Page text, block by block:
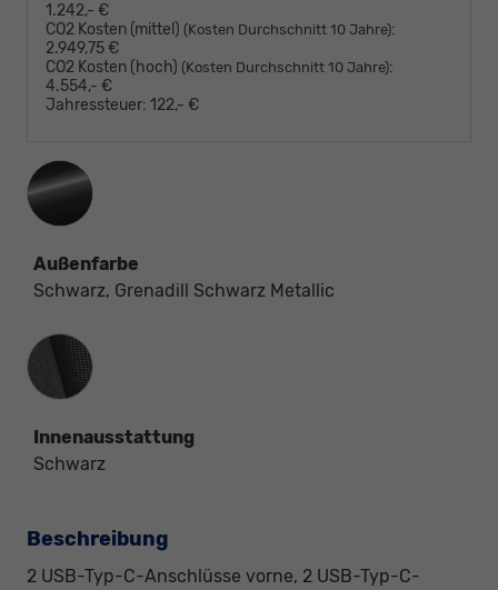
1.242,- €
CO2 Kosten (mittel) (Kosten Durchschnitt 10 Jahre):
2.949,75 €
CO2 Kosten (hoch) (Kosten Durchschnitt 10 Jahre):
4.554,- €
Jahressteuer: 122,- €
Außenfarbe
Schwarz, Grenadill Schwarz Metallic
Innenausstattung
Innenausstattung
Schwarz
Beschreibung
2 USB-Typ-C-Anschlüsse vorne, 2 USB-Typ-C-